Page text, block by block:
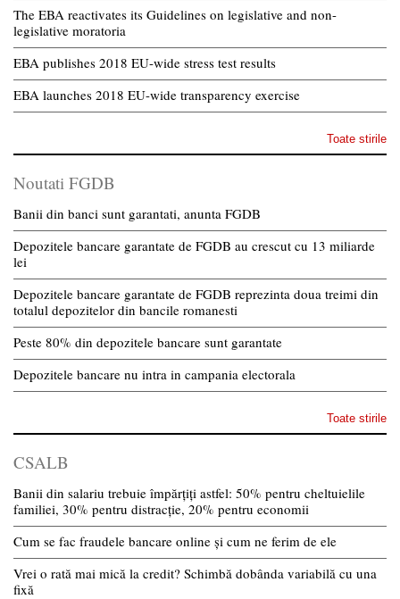
The EBA reactivates its Guidelines on legislative and non-
legislative moratoria
EBA publishes 2018 EU-wide stress test results
EBA launches 2018 EU-wide transparency exercise
Toate stirile
Noutati FGDB
Banii din banci sunt garantati, anunta FGDB
Depozitele bancare garantate de FGDB au crescut cu 13 miliarde
lei
Depozitele bancare garantate de FGDB reprezinta doua treimi din
totalul depozitelor din bancile romanesti
Peste 80% din depozitele bancare sunt garantate
Depozitele bancare nu intra in campania electorala
Toate stirile
CSALB
Banii din salariu trebuie împărțiți astfel: 50% pentru cheltuielile
familiei, 30% pentru distracție, 20% pentru economii
Cum se fac fraudele bancare online și cum ne ferim de ele
Vrei o rată mai mică la credit? Schimbă dobânda variabilă cu una
fixă